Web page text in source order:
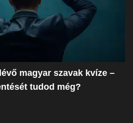
magyar szavak kvíze –
tudod még?